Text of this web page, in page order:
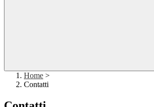
Home >
Contatti